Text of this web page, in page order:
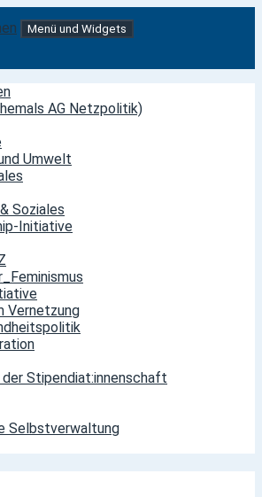
Menü und Widgets
AG Netzpolitik)
Umwelt
Soziales
Initiative
Vernetzung
der Stipendiat:innenschaft
Selbstverwaltung